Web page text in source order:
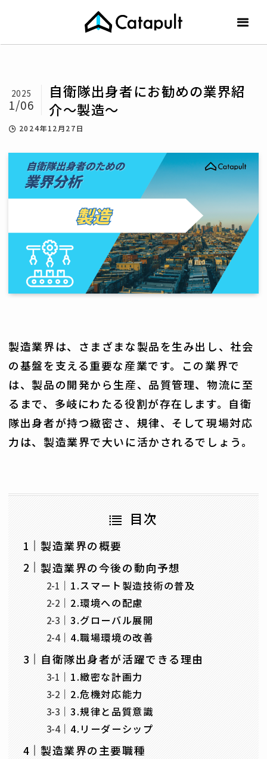
自衛隊出身者にお勧めの業界紹
介～製造～
2025
1/06
2024年12月27日
製造業界は、さまざまな製品を生み出し、社会
の基盤を支える重要な産業です。この業界で
は、製品の開発から生産、品質管理、物流に至
るまで、多岐にわたる役割が存在します。自衛
隊出身者が持つ緻密さ、規律、そして現場対応
力は、製造業界で大いに活かされるでしょう。
目次
製造業界の概要
製造業界の今後の動向予想
1.スマート製造技術の普及
2.環境への配慮
3.グローバル展開
4.職場環境の改善
自衛隊出身者が活躍できる理由
1.緻密な計画力
2.危機対応能力
3.規律と品質意識
4.リーダーシップ
製造業界の主要職種